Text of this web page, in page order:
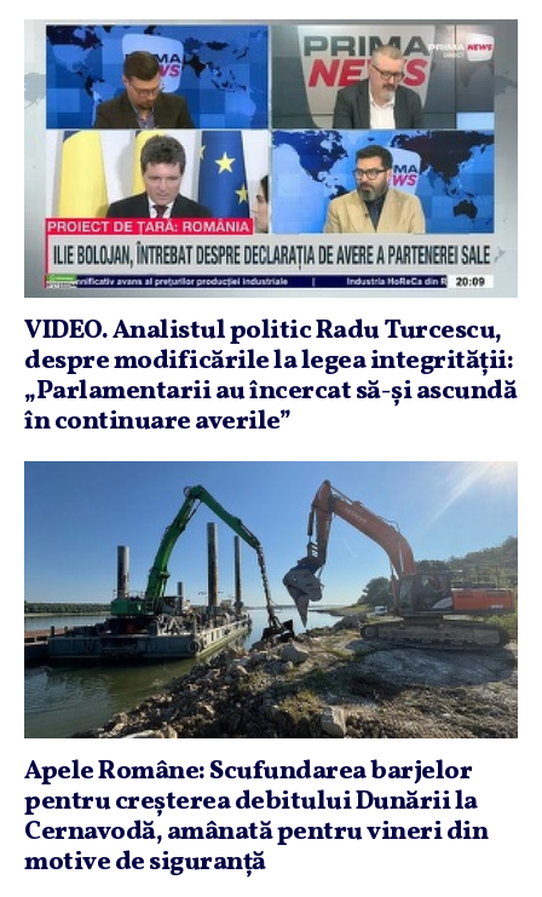
VIDEO. Analistul politic Radu Turcescu,
despre modificările la legea integrităţii:
„Parlamentarii au încercat să-şi ascundă
în continuare averile”
Apele Române: Scufundarea barjelor
pentru creşterea debitului Dunării la
Cernavodă, amânată pentru vineri din
motive de siguranţă